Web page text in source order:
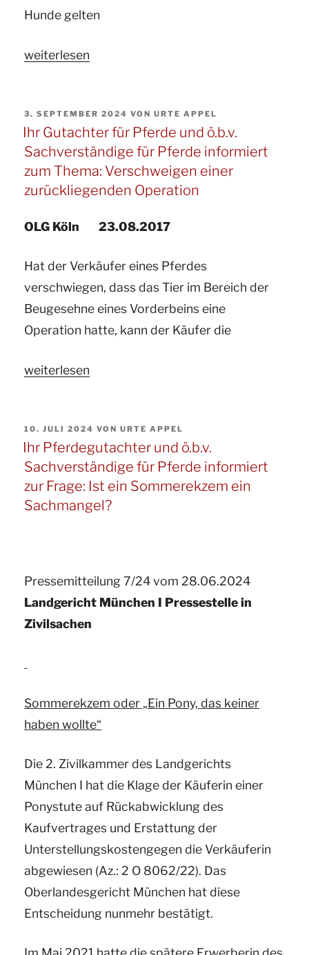
Hunde gelten
„Ihr
Pferde
informiert:
Heute
das
übertragbares
Urteil
aus
dem
weiterlesen
VERÖFFENTLICHT
AM
3. SEPTEMBER 2024 VONURTE APPEL
Ihr Gutachter für Pferde und ö.b.v.
Sachverständige für Pferde informiert
zum Thema: Verschweigen einer
zurückliegenden Operation
OLG Köln 23.08.2017
Hat der Verkäufer eines Pferdes
verschwiegen, dass das Tier im Bereich der
Beugesehne eines Vorderbeins eine
Operation hatte, kann der Käufer die
„Ihr
Pferde
und
ö.b.v.
Sachverständige
zum
Thema:
Verschweigen
zurückliegenden
weiterlesen
VERÖFFENTLICHT
AM
10. JULI 2024 VONURTE APPEL
Ihr Pferdegutachter und ö.b.v.
Sachverständige für Pferde informiert
zur Frage: Ist ein Sommerekzem ein
Sachmangel?
Pressemitteilung 7/24 vom 28.06.2024
Landgericht München I Pressestelle in
Zivilsachen
Sommerekzem oder „Ein Pony, das keiner
haben wollte“
Die 2. Zivilkammer des Landgerichts
München I hat die Klage der Käuferin einer
Ponystute auf Rückabwicklung des
Kaufvertrages und Erstattung der
Unterstellungskostengegen die Verkäuferin
abgewiesen (Az.: 2 O 8062/22). Das
Oberlandesgericht München hat diese
Entscheidung nunmehr bestätigt.